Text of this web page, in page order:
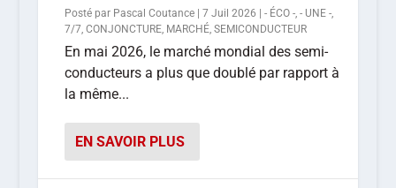
Posté par Pascal Coutance| 7 Juil 2026 - ÉCO -, - UNE -,
7/7, CONJONCTURE, MARCHÉ, SEMICONDUCTEUR
En mai 2026, le marché mondial des semi-
conducteurs a plus que doublé par rapport à
la même...
EN SAVOIR PLUS